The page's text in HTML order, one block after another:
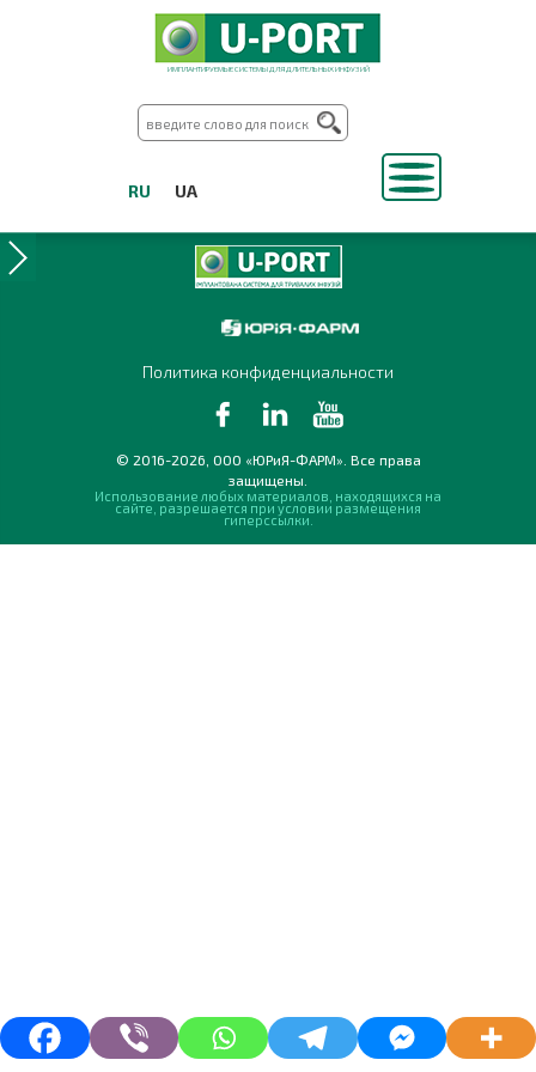
ИМПЛАНТИРУЕМЫЕ СИСТЕМЫ ДЛЯ ДЛИТЕЛЬНЫХ ИНФУЗИЙ
RU UA
Политика конфиденциальности
© 2016-2026, ООО «ЮРиЯ-ФАРМ». Все права
защищены.
Использование любых материалов, находящихся на
сайте, разрешается при условии размещения
гиперссылки.